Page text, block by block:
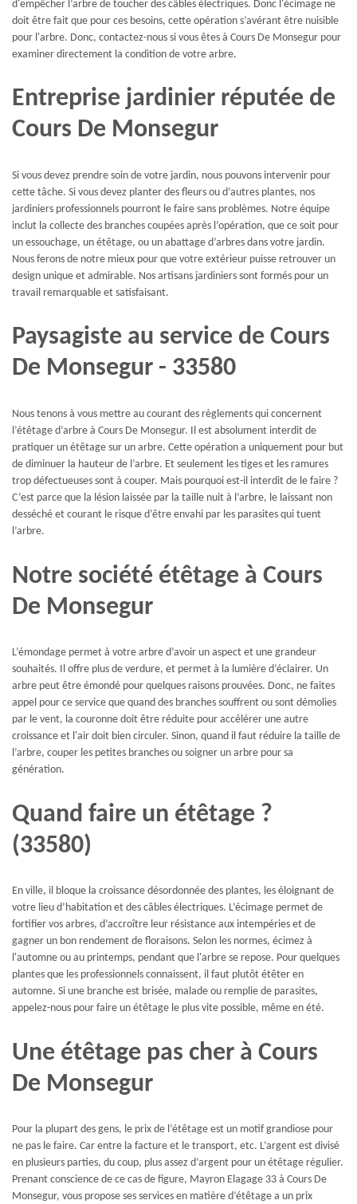
d'empêcher l’arbre de toucher des câbles électriques. Donc l'écimage ne
doit être fait que pour ces besoins, cette opération s’avérant être nuisible
pour l'arbre. Donc, contactez-nous si vous êtes à Cours De Monsegur pour
examiner directement la condition de votre arbre.
Entreprise jardinier réputée de
Cours De Monsegur
Si vous devez prendre soin de votre jardin, nous pouvons intervenir pour
cette tâche. Si vous devez planter des fleurs ou d’autres plantes, nos
jardiniers professionnels pourront le faire sans problèmes. Notre équipe
inclut la collecte des branches coupées après l’opération, que ce soit pour
un essouchage, un étêtage, ou un abattage d’arbres dans votre jardin.
Nous ferons de notre mieux pour que votre extérieur puisse retrouver un
design unique et admirable. Nos artisans jardiniers sont formés pour un
travail remarquable et satisfaisant.
Paysagiste au service de Cours
De Monsegur - 33580
Nous tenons à vous mettre au courant des règlements qui concernent
l’étêtage d’arbre à Cours De Monsegur. Il est absolument interdit de
pratiquer un étêtage sur un arbre. Cette opération a uniquement pour but
de diminuer la hauteur de l’arbre. Et seulement les tiges et les ramures
trop défectueuses sont à couper. Mais pourquoi est-il interdit de le faire ?
C’est parce que la lésion laissée par la taille nuit à l’arbre, le laissant non
desséché et courant le risque d’être envahi par les parasites qui tuent
l’arbre.
Notre société étêtage à Cours
De Monsegur
L’émondage permet à votre arbre d’avoir un aspect et une grandeur
souhaités. Il offre plus de verdure, et permet à la lumière d’éclairer. Un
arbre peut être émondé pour quelques raisons prouvées. Donc, ne faites
appel pour ce service que quand des branches souffrent ou sont démolies
par le vent, la couronne doit être réduite pour accélérer une autre
croissance et l'air doit bien circuler. Sinon, quand il faut réduire la taille de
l’arbre, couper les petites branches ou soigner un arbre pour sa
génération.
Quand faire un étêtage ?
(33580)
En ville, il bloque la croissance désordonnée des plantes, les éloignant de
votre lieu d’habitation et des câbles électriques. L’écimage permet de
fortifier vos arbres, d’accroître leur résistance aux intempéries et de
gagner un bon rendement de floraisons. Selon les normes, écimez à
l'automne ou au printemps, pendant que l'arbre se repose. Pour quelques
plantes que les professionnels connaissent, il faut plutôt étêter en
automne. Si une branche est brisée, malade ou remplie de parasites,
appelez-nous pour faire un étêtage le plus vite possible, même en été.
Une étêtage pas cher à Cours
De Monsegur
Pour la plupart des gens, le prix de l’étêtage est un motif grandiose pour
ne pas le faire. Car entre la facture et le transport, etc. L’argent est divisé
en plusieurs parties, du coup, plus assez d’argent pour un étêtage régulier.
Prenant conscience de ce cas de figure, Mayron Elagage 33 à Cours De
Monsegur, vous propose ses services en matière d’étêtage a un prix